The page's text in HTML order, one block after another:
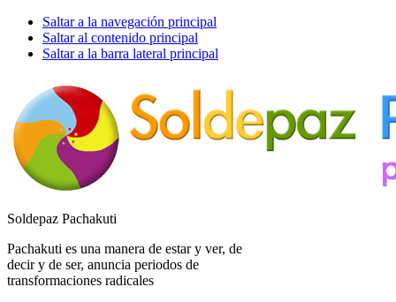
Saltar a la navegación principal
Saltar al contenido principal
Saltar a la barra lateral principal
Soldepaz Pachakuti
Pachakuti es una manera de estar y ver, de
decir y de ser, anuncia periodos de
transformaciones radicales